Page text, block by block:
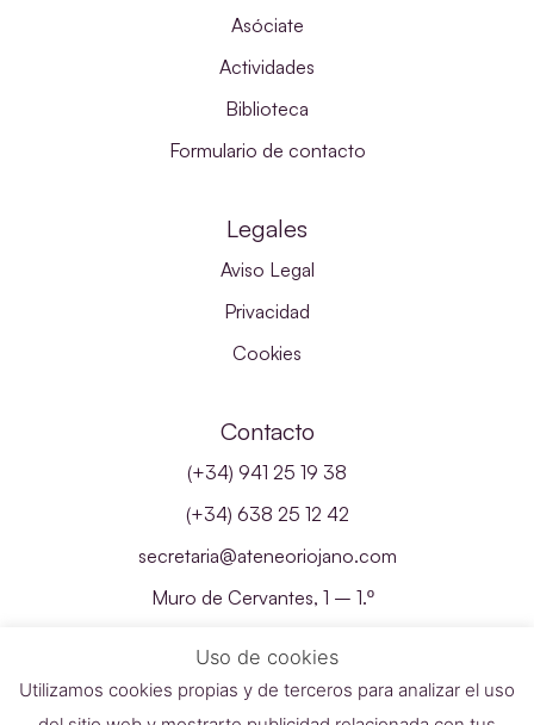
Asóciate
Actividades
Biblioteca
Formulario de contacto
Legales
Aviso Legal
Privacidad
Cookies
Contacto
(+34) 941 25 19 38
(+34) 638 25 12 42
secretaria@ateneoriojano.com
Muro de Cervantes, 1 – 1.º
Uso de cookies
Utilizamos cookies propias y de terceros para analizar el uso